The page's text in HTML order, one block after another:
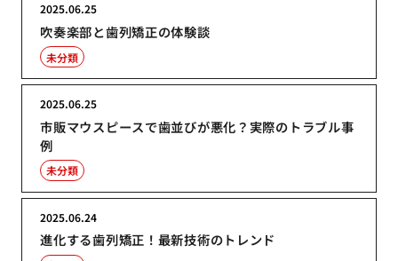
吹奏楽部と歯列矯正の体験談
2025.06.25
未分類
市販マウスピースで歯並びが悪化？実際のトラブル事
例
2025.06.25
未分類
進化する歯列矯正！最新技術のトレンド
2025.06.24